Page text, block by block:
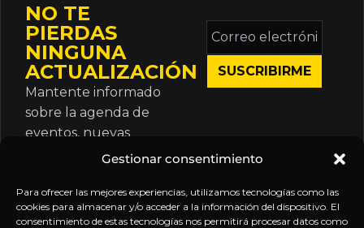
Gestionar consentimiento
Para ofrecer las mejores experiencias, utilizamos tecnologías como las
cookies para almacenar y/o acceder a la información del dispositivo. El
consentimiento de estas tecnologías nos permitirá procesar datos como
NO TE
PIERDAS
NINGUNA
ACTUALIZACIÓN
Mantente informado
sobre la agenda de
eventos, nuevas
publicaciones y
suscripción.
Correo
electrónico
*